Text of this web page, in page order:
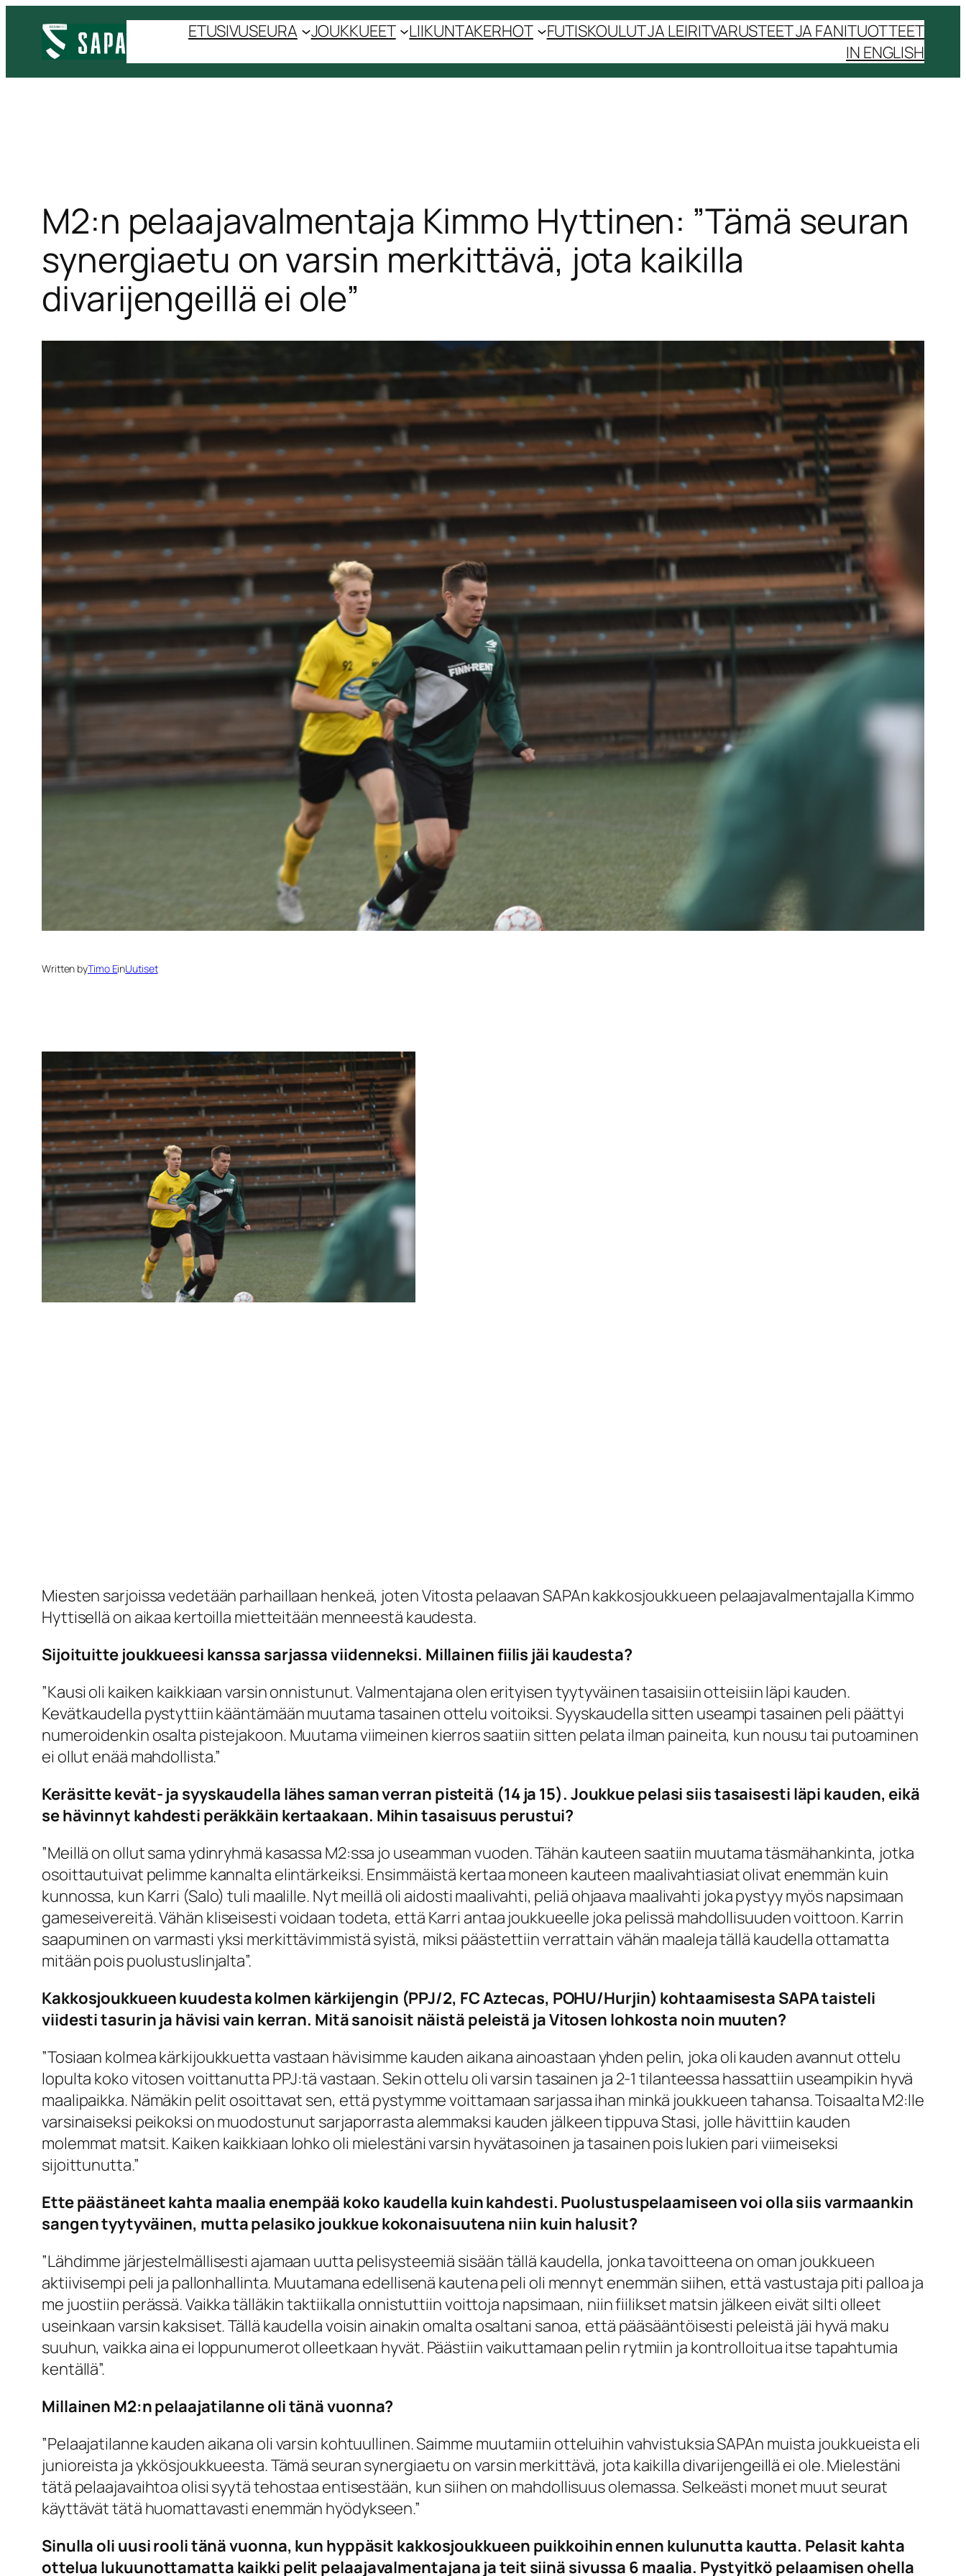
sisältöön
ETUSIVUSEURA JOUKKUEET LIIKUNTAKERHOT FUTISKOULUT JA LEIRITVARUSTEET JA FANITUOTTEET
IN ENGLISH
M2:n pelaajavalmentaja Kimmo Hyttinen: ”Tämä seuran
synergiaetu on varsin merkittävä, jota kaikilla
divarijengeillä ei ole”
Written byTimo EinUutiset
Miesten sarjoissa vedetään parhaillaan henkeä, joten Vitosta pelaavan SAPAn kakkosjoukkueen pelaajavalmentajalla Kimmo
Hyttisellä on aikaa kertoilla mietteitään menneestä kaudesta.
Sijoituitte joukkueesi kanssa sarjassa viidenneksi. Millainen fiilis jäi kaudesta?
”Kausi oli kaiken kaikkiaan varsin onnistunut. Valmentajana olen erityisen tyytyväinen tasaisiin otteisiin läpi kauden.
Kevätkaudella pystyttiin kääntämään muutama tasainen ottelu voitoiksi. Syyskaudella sitten useampi tasainen peli päättyi
numeroidenkin osalta pistejakoon. Muutama viimeinen kierros saatiin sitten pelata ilman paineita, kun nousu tai putoaminen
ei ollut enää mahdollista.”
Keräsitte kevät- ja syyskaudella lähes saman verran pisteitä (14 ja 15). Joukkue pelasi siis tasaisesti läpi kauden, eikä
se hävinnyt kahdesti peräkkäin kertaakaan. Mihin tasaisuus perustui?
”Meillä on ollut sama ydinryhmä kasassa M2:ssa jo useamman vuoden. Tähän kauteen saatiin muutama täsmähankinta, jotka
osoittautuivat pelimme kannalta elintärkeiksi. Ensimmäistä kertaa moneen kauteen maalivahtiasiat olivat enemmän kuin
kunnossa, kun Karri (Salo) tuli maalille. Nyt meillä oli aidosti maalivahti, peliä ohjaava maalivahti joka pystyy myös napsimaan
gameseivereitä. Vähän kliseisesti voidaan todeta, että Karri antaa joukkueelle joka pelissä mahdollisuuden voittoon. Karrin
saapuminen on varmasti yksi merkittävimmistä syistä, miksi päästettiin verrattain vähän maaleja tällä kaudella ottamatta
mitään pois puolustuslinjalta”.
Kakkosjoukkueen kuudesta kolmen kärkijengin (PPJ/2, FC Aztecas, POHU/Hurjin) kohtaamisesta SAPA taisteli
viidesti tasurin ja hävisi vain kerran. Mitä sanoisit näistä peleistä ja Vitosen lohkosta noin muuten?
”Tosiaan kolmea kärkijoukkuetta vastaan hävisimme kauden aikana ainoastaan yhden pelin, joka oli kauden avannut ottelu
lopulta koko vitosen voittanutta PPJ:tä vastaan. Sekin ottelu oli varsin tasainen ja 2-1 tilanteessa hassattiin useampikin hyvä
maalipaikka. Nämäkin pelit osoittavat sen, että pystymme voittamaan sarjassa ihan minkä joukkueen tahansa. Toisaalta M2:lle
varsinaiseksi peikoksi on muodostunut sarjaporrasta alemmaksi kauden jälkeen tippuva Stasi, jolle hävittiin kauden
molemmat matsit. Kaiken kaikkiaan lohko oli mielestäni varsin hyvätasoinen ja tasainen pois lukien pari viimeiseksi
sijoittunutta.”
Ette päästäneet kahta maalia enempää koko kaudella kuin kahdesti. Puolustuspelaamiseen voi olla siis varmaankin
sangen tyytyväinen, mutta pelasiko joukkue kokonaisuutena niin kuin halusit?
”Lähdimme järjestelmällisesti ajamaan uutta pelisysteemiä sisään tällä kaudella, jonka tavoitteena on oman joukkueen
aktiivisempi peli ja pallonhallinta. Muutamana edellisenä kautena peli oli mennyt enemmän siihen, että vastustaja piti palloa ja
me juostiin perässä. Vaikka tälläkin taktiikalla onnistuttiin voittoja napsimaan, niin fiilikset matsin jälkeen eivät silti olleet
useinkaan varsin kaksiset. Tällä kaudella voisin ainakin omalta osaltani sanoa, että pääsääntöisesti peleistä jäi hyvä maku
suuhun, vaikka aina ei loppunumerot olleetkaan hyvät. Päästiin vaikuttamaan pelin rytmiin ja kontrolloitua itse tapahtumia
kentällä”.
Millainen M2:n pelaajatilanne oli tänä vuonna?
”Pelaajatilanne kauden aikana oli varsin kohtuullinen. Saimme muutamiin otteluihin vahvistuksia SAPAn muista joukkueista eli
junioreista ja ykkösjoukkueesta. Tämä seuran synergiaetu on varsin merkittävä, jota kaikilla divarijengeillä ei ole. Mielestäni
tätä pelaajavaihtoa olisi syytä tehostaa entisestään, kun siihen on mahdollisuus olemassa. Selkeästi monet muut seurat
käyttävät tätä huomattavasti enemmän hyödykseen.”
Sinulla oli uusi rooli tänä vuonna, kun hyppäsit kakkosjoukkueen puikkoihin ennen kulunutta kautta. Pelasit kahta
ottelua lukuunottamatta kaikki pelit pelaajavalmentajana ja teit siinä sivussa 6 maalia. Pystyitkö pelaamisen ohella